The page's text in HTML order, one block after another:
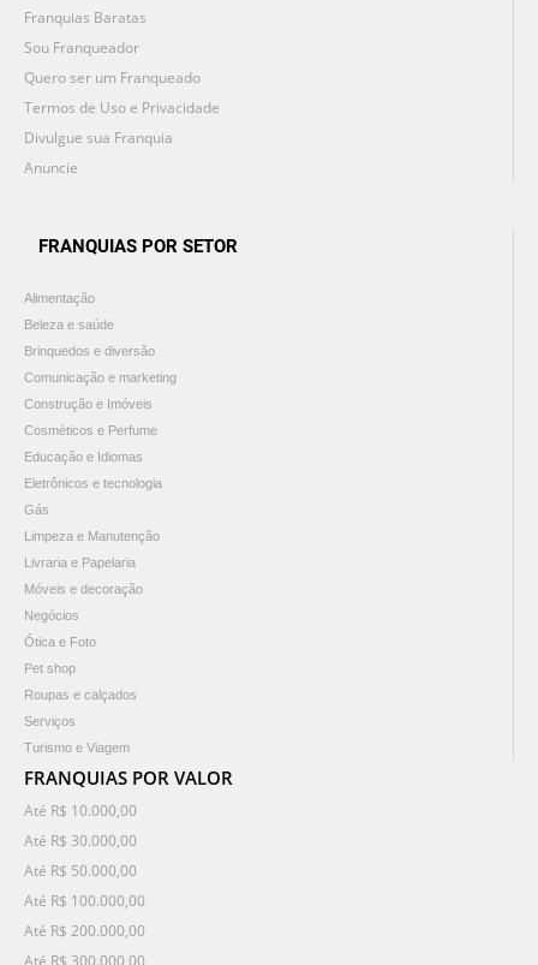
Franquias Baratas
Sou Franqueador
Quero ser um Franqueado
Termos de Uso e Privacidade
Divulgue sua Franquia
Anuncie
FRANQUIAS POR SETOR
Alimentação
Beleza e saúde
Brinquedos e diversão
Comunicação e marketing
Construção e Imóveis
Cosméticos e Perfume
Educação e Idiomas
Eletrônicos e tecnologia
Gás
Limpeza e Manutenção
Livraria e Papelaria
Móveis e decoração
Negócios
Ótica e Foto
Pet shop
Roupas e calçados
Serviços
Turismo e Viagem
FRANQUIAS POR VALOR
Até R$ 10.000,00
Até R$ 30.000,00
Até R$ 50.000,00
Até R$ 100.000,00
Até R$ 200.000,00
Até R$ 300.000,00